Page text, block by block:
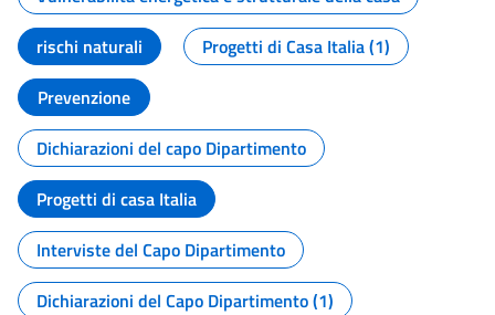
rischi naturali
Progetti di Casa Italia (1)
Prevenzione
Dichiarazioni del capo Dipartimento
Progetti di casa Italia
Interviste del Capo Dipartimento
Dichiarazioni del Capo Dipartimento (1)